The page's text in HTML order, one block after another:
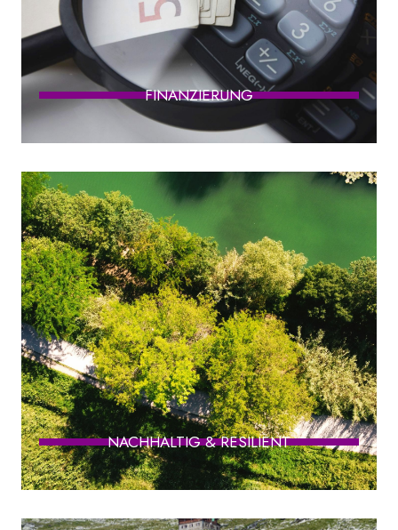
FINANZIERUNG
NACHHALTIG & RESILIENT